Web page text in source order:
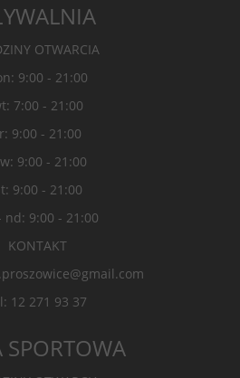
OTWARCIA
9:00 - 21:00
7:00 - 21:00
9:00 - 21:00
9:00 - 21:00
9:00 - 21:00
nd: 9:00 - 21:00
KONTAKT
12 271 93 37
SPORTOWA